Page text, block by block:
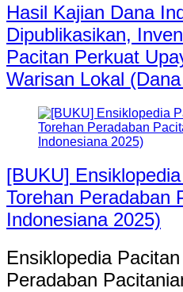
Hasil Kajian Dana
Dipublikasikan,
Pacitan Perkuat
Warisan Lokal
[BUKU]
Torehan Peradaban
Indonesiana 2025)
Ensiklopedia
Peradaban